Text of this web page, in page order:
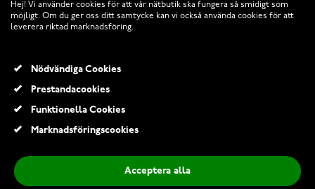
Blomdahl EJ MP 4 mm Aquamarine blåa örhängen 15-0103-05
Hej! Vi använder cookies för att vår nätbutik ska fungera så smidigt som
möjligt. Om du ger oss ditt samtycke kan vi också använda cookies för att
leverera riktad marknadsföring.
Nödvändiga Cookies
Prestandacookies
Funktionella Cookies
Marknadsföringscookies
Acceptera alla